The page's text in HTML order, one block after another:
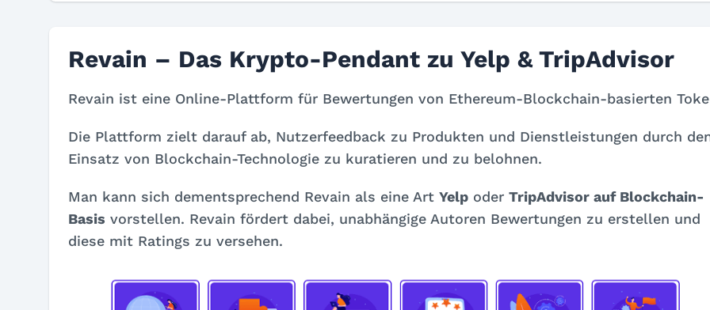
Revain – Das Krypto-Pendant zu Yelp & TripAdvisor
Revain ist eine Online-Plattform für Bewertungen von Ethereum-Blockchain-basierten
Die Plattform zielt darauf ab, Nutzerfeedback zu Produkten und Dienstleistungen durch
Einsatz von Blockchain-Technologie zu kuratieren und zu belohnen.
Man kann sich dementsprechend Revain als eine Art Yelp oder TripAdvisor auf Blockchain-
Basis vorstellen. Revain fördert dabei, unabhängige Autoren Bewertungen zu erstellen und
diese mit Ratings zu versehen.